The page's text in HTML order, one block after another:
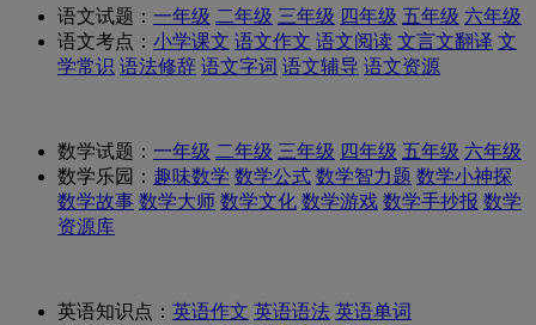
语文试题： 一年级 二年级 三年级 四年级 五年级 六年级
语文考点： 小学课文 语文作文 语文阅读 文言文翻译 文
学常识 语法修辞 语文字词 语文辅导 语文资源
数学试题： 一年级 二年级 三年级 四年级 五年级 六年级
数学乐园： 趣味数学 数学公式 数学智力题 数学小神探
数学故事 数学大师 数学文化 数学游戏 数学手抄报 数学
资源库
英语知识点： 英语作文 英语语法 英语单词